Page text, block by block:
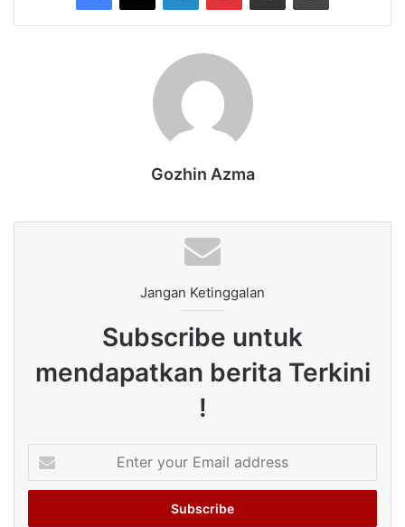
Gozhin Azma
Jangan Ketinggalan
Subscribe untuk
mendapatkan berita Terkini
!
your
Email